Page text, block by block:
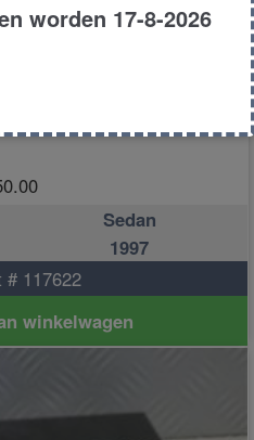
Sedan
1997
# 117622
winkelwagen
worden 17-8-2026